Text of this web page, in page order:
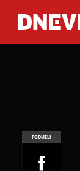
PODIJELI